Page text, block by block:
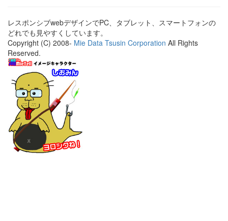
レスポンシブwebデザインでPC、タブレット、スマートフォンの
どれでも見やすくしています。
Copyright (C) 2008- Mie Data Tsusin Corporation All Rights
Reserved.